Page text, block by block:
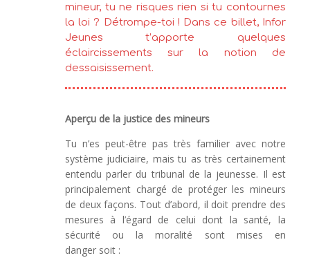
mineur, tu ne risques rien si tu contournes
la loi ? Détrompe-toi ! Dans ce billet, Infor
Jeunes t’apporte quelques
éclaircissements sur la notion de
dessaisissement.
Aperçu de la justice des mineurs
Tu n’es peut-être pas très familier avec notre
système judiciaire, mais tu as très certainement
entendu parler du tribunal de la jeunesse. Il est
principalement chargé de protéger les mineurs
de deux façons. Tout d’abord, il doit prendre des
mesures à l’égard de celui dont la santé, la
sécurité ou la moralité sont mises en
danger soit :